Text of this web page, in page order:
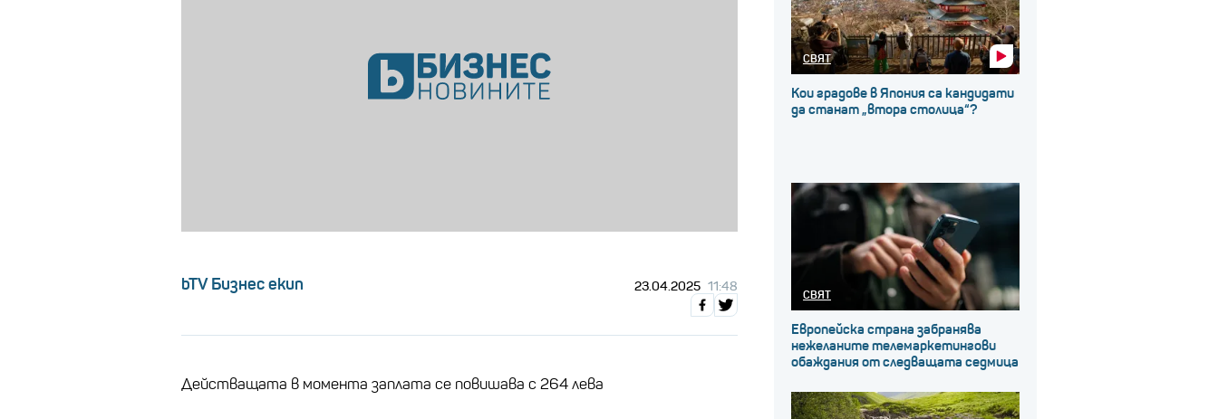
bTV Бизнес екип 23.04.2025 11:48
Действащата в момента заплата се повишава с 264 лева
СВЯТ
Кои градове в Япония са кандидати
да станат „втора столица“?
СВЯТ
Европейска страна забранява
нежеланите телемаркетингови
обаждания от следващата седмица